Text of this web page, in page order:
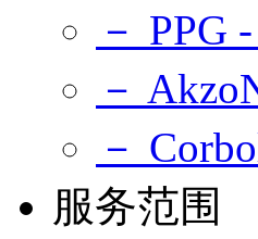
－
－
－
服务范围